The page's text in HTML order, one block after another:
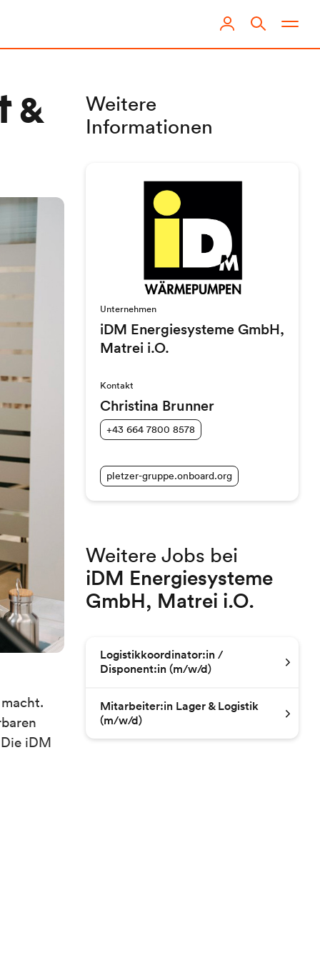
&
iDM
Weitere
Informationen
Unternehmen
iDM Energiesysteme GmbH,
Matrei i.O.
Kontakt
Christina Brunner
+43 664 7800 8578
pletzer-gruppe.onboard.org
Weitere Jobs bei
iDM Energiesysteme
GmbH, Matrei i.O.
Logistikkoordinator:in /
Disponent:in (m/w/d)
Mitarbeiter:in Lager & Logistik
(m/w/d)